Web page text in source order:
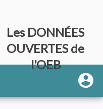
Les DONNÉES
OUVERTES de
l'OEB